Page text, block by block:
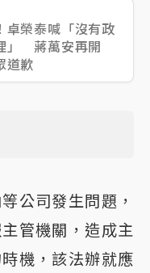
卓榮泰喊「沒有政
」 蔣萬安再開
道歉
公司發生問題，
管機關，造成主
機，該法辦就應